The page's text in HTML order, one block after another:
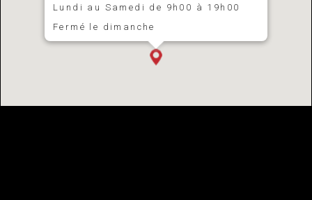
Lundi au Samedi de 9h00 à 19h00
Fermé le dimanche